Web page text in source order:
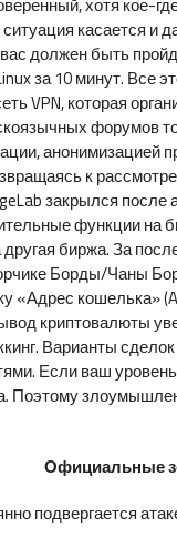
касается
должен быть
за 10 минут.
VPN, которая
форумов
к
закрылся
функции
биржа. За
Борды/Чаны
«Адрес
криптовалюты
Варианты
Если ваш
Поэтому
Официальные
подвергается